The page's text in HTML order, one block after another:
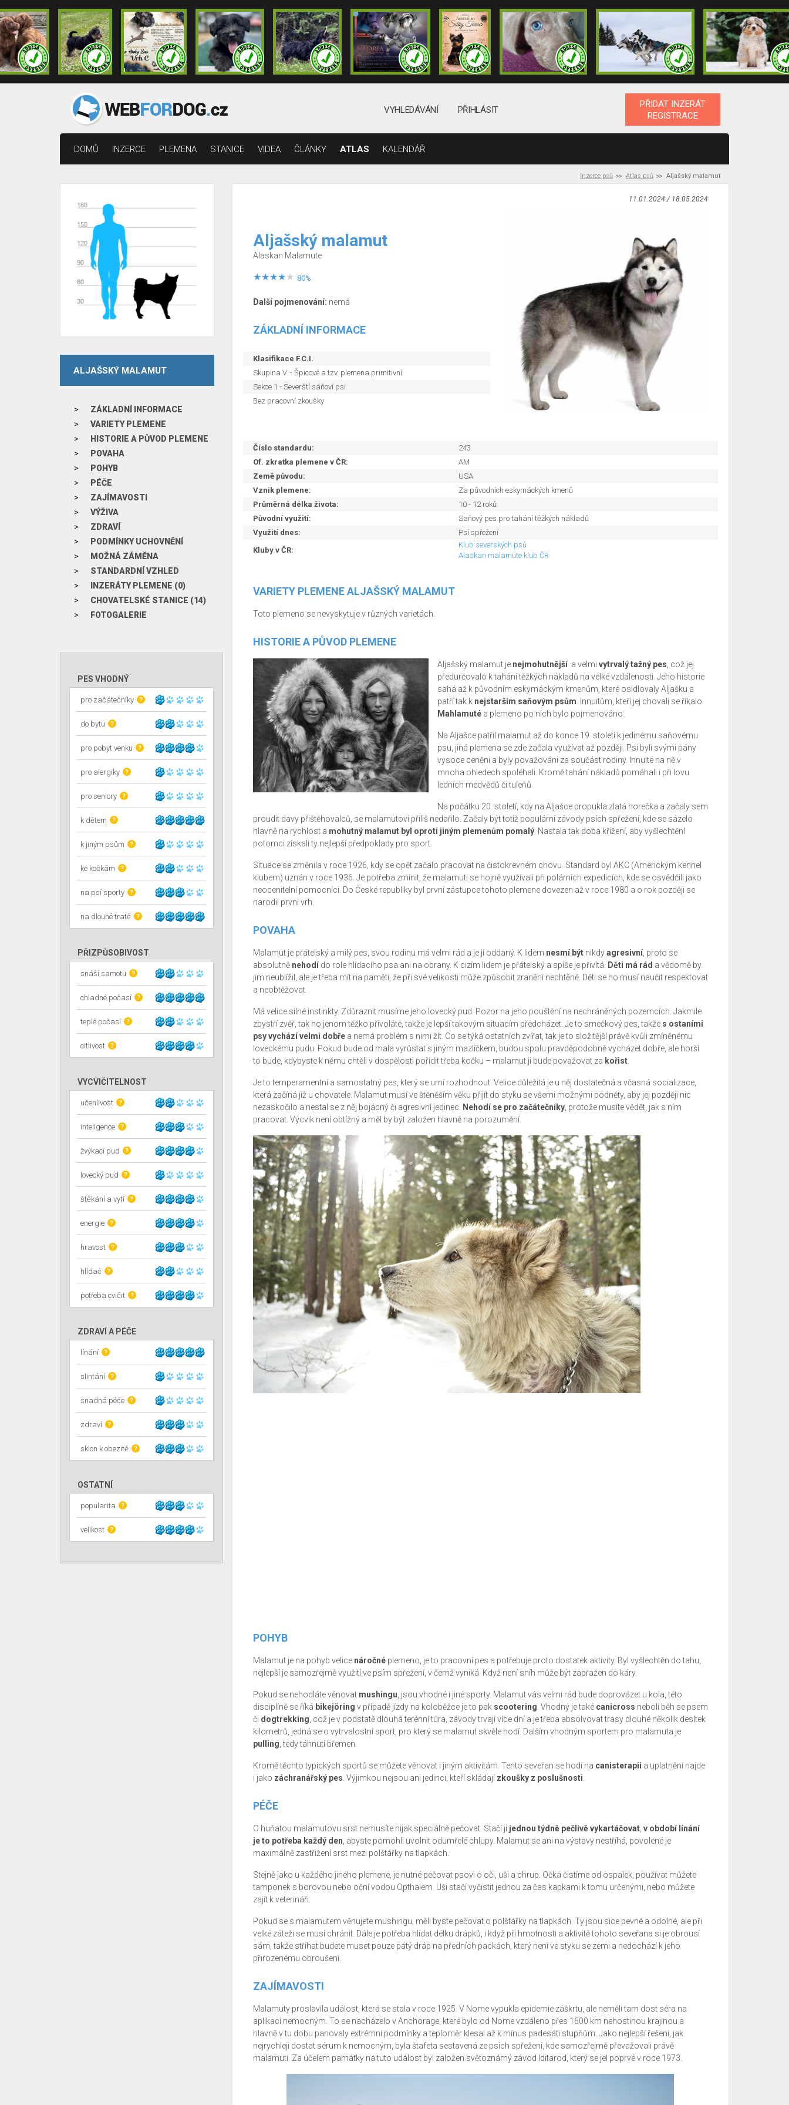
VYHLEDÁVÁNÍ PŘIHLÁSIT
PŘIDAT INZERÁT
REGISTRACE
DOMŮ INZERCE PLEMENA STANICE VIDEA ČLÁNKY ATLAS KALENDÁŘ
Inzerce psů Atlas psů Aljašský malamut
ALJAŠSKÝ MALAMUT
ZÁKLADNÍ INFORMACE
VARIETY PLEMENE
HISTORIE A PŮVOD PLEMENE
POVAHA
POHYB
PÉČE
ZAJÍMAVOSTI
VÝŽIVA
ZDRAVÍ
PODMÍNKY UCHOVNĚNÍ
MOŽNÁ ZÁMĚNA
STANDARDNÍ VZHLED
INZERÁTY PLEMENE (0)
CHOVATELSKÉ STANICE (14)
FOTOGALERIE
PES VHODNÝ
pro začátečníky ?
do bytu ?
pro pobyt venku ?
pro alergiky ?
pro seniory ?
k dětem ?
k jiným psům ?
ke kočkám ?
na psí sporty ?
na dlouhé tratě ?
PŘIZPŮSOBIVOST
snáší samotu ?
chladné počasí ?
teplé počasí ?
citlivost ?
VYCVIČITELNOST
učenlivost ?
inteligence ?
žvýkací pud ?
lovecký pud ?
štěkání a vytí ?
energie ?
hravost ?
hlídač ?
potřeba cvičit ?
ZDRAVÍ A PÉČE
línání ?
slintání ?
snadná péče ?
zdraví ?
sklon k obezitě ?
OSTATNÍ
popularita ?
velikost ?
11.01.2024 / 18.05.2024
Aljašský malamut
Alaskan Malamute
80%
Další pojmenování: nemá
ZÁKLADNÍ INFORMACE
Klasifikace F.C.I.
Skupina V. - Špicové a tzv. plemena primitivní
Sekce 1 - Severští sáňoví psi
Bez pracovní zkoušky
Číslo standardu:
243
Of. zkratka plemene v ČR:
AM
Země původu:
USA
Vznik plemene:
Za původních eskymáckých kmenů
Průměrná délka života:
10 - 12 roků
Původní využití:
Saňový pes pro tahání těžkých nákladů
Využití dnes:
Psí spřežení
Kluby v ČR:
Klub severských psů
Alaskan malamute klub ČR
VARIETY PLEMENE ALJAŠSKÝ MALAMUT
Toto plemeno se nevyskytuje v různých varietách.
HISTORIE A PŮVOD PLEMENE
Aljašský malamut je nejmohutnější a velmi vytrvalý tažný pes , což jej
předurčovalo k tahání těžkých nákladů na velké vzdálenosti. Jeho historie
sahá až k původním eskymáckým kmenům, které osidlovaly Aljašku a
patří tak k nejstarším saňovým psům . Innuitům, kteří jej chovali se říkalo
Mahlamutéa plemeno po nich bylo pojmenováno.
Na Aljašce patřil malamut až do konce 19. století k jedinému saňovému
psu, jiná plemena se zde začala využívat až později. Psi byli svými pány
vysoce ceněni a byly považováni za součást rodiny. Innuité na ně v
mnoha ohledech spoléhali. Kromě tahání nákladů pomáhali i při lovu
ledních medvědů či tuleňů.
Na počátku 20. století, kdy na Aljašce propukla zlatá horečka a začaly sem
proudit davy přištěhovalců, se malamutovi příliš nedařilo. Začaly být totiž populární závody psích spřežení, kde se sázelo
hlavně na rychlost a mohutný malamut byl oproti jiným plemenům pomalý. Nastala tak doba křížení, aby vyšlechtění
potomci získali ty nejlepší předpoklady pro sport.
Situace se změnila v roce 1926, kdy se opět začalo pracovat na čistokrevném chovu. Standard byl AKC (Americkým kennel
klubem) uznán v roce 1936. Je potřeba zmínit, že malamuti se hojně využívali při polárních expedicích, kde se osvědčili jako
neocenitelní pomocníci. Do České republiky byl první zástupce tohoto plemene dovezen až v roce 1980 a o rok později se
narodil první vrh.
POVAHA
Malamut je přátelský a milý pes, svou rodinu má velmi rád a je jí oddaný. K lidem nesmí býtnikdyagresivní, proto se
absolutně nehodído role hlídacího psa ani na obrany. K cizím lidem je přátelský a spíše je přivítá. Děti má rád a vědomě by
jim neublížil, ale je třeba mít na paměti, že při své velikosti může způsobit zranění nechtěně. Děti se ho musí naučit respektovat
a neobtěžovat.
Má velice silné instinkty. Zdůraznit musíme jeho lovecký pud. Pozor na jeho pouštění na nechráněných pozemcích. Jakmile
zbystří zvěř, tak ho jenom těžko přivoláte, takže je lepší takovým situacím předcházet. Je to smečkový pes, takžes ostaními
psy vychází velmi dobřea nemá problém s nimi žít. Co se týká ostatních zvířat, tak je to složitější právě kvůli zmíněnému
loveckému pudu. Pokud bude od mala vyrůstat s jiným mazlíčkem, budou spolu pravděpodobně vycházet dobře, ale horší
to bude, kdybyste k němu chtěli v dospělosti pořídit třeba kočku – malamut ji bude považovat za kořist.
Je to temperamentní a samostatný pes, který se umí rozhodnout. Velice důležitá je u něj dostatečná a včasná socializace,
která začíná již u chovatele. Malamut musí ve štěněším věku přijít do styku se všemi možnými podněty, aby jej později nic
nezaskočilo a nestal se z něj bojácný či agresivní jedinec.
Nehodí se pro začátečníky, protože musíte vědět, jak s ním
pracovat. Výcvik není obtížný a měl by být založen hlavně na porozumění.
POHYB
Malamut je na pohyb velice náročnéplemeno, je to pracovní pes a potřebuje proto dostatek aktivity. Byl vyšlechtěn do tahu,
nejlepší je samozřejmě využití ve psím spřežení, v čemž vyniká. Když není sníh může být zapřažen do káry.
Pokud se nehodláte věnovatmushingu , jsou vhodné i jiné sporty. Malamut vás velmi rád bude doprovázet u kola, této
disciplíně se říká bikejöring v případě jízdy na koloběžce je to pak scootering . Vhodný je také canicross neboli běh se psem
či dogtrekking , což je v podstatě dlouhá terénní túra, závody trvají více dní a je třeba absolvovat trasy dlouhé několik desítek
kilometrů, jedná se o vytrvalostní sport, pro který se malamut skvěle hodí. Dalším vhodným sportem pro malamuta je
pulling , tedy táhnutí břemen.
Kromě těchto typických sportů se můžete věnovat i jiným aktivitám. Tento seveřan se hodí na canisterapii a uplatnění najde
i jako záchranářský pes . Výjimkou nejsou ani jedinci, kteří skládají zkoušky z poslušnosti
PÉČE
O huňatou malamutovu srst nemusíte nijak speciálně pečovat. Stačí ji jednou týdně pečlivě vykartáčovat, v období línání
je to potřeba každý den , abyste pomohli uvolnit odumřelé chlupy. Malamut se ani na výstavy nestříhá, povolené je
maximálně zastřižení srst mezi polštářky na tlapkách.
Stejně jako u každého jiného plemene, je nutné pečovat psovi o oči, uši a chrup. Očka čistíme od ospalek, používat můžete
tamponek s borovou nebo oční vodou Opthalem. Uši stačí vyčistit jednou za čas kapkami k tomu určenými, nebo můžete
zajít k veterináři.
Pokud se s malamutem věnujete mushingu, měli byste pečovat o polštářky na tlapkách. Ty jsou sice pevné a odolné, ale při
velké záteži se musí chránit. Dále je potřeba hlídat délku drápků, i když při hmotnosti a aktivitě tohoto seveřana si je obrousí
sám, takže stříhat budete muset pouze pátý dráp na předních packách, který není ve styku se zemi a nedochází k jeho
přirozenému obroušení.
ZAJÍMAVOSTI
Malamuty proslavila událost, která se stala v roce 1925. V Nome vypukla epidemie záškrtu, ale neměli tam dost séra na
aplikaci nemocným. To se nacházelo v Anchorage, které bylo od Nome vzdáleno přes 1600 km nehostinou krajinou a
hlavně v tu dobu panovaly extrémní podmínky a teploměr klesal až k mínus padesáti stupňům. Jako nejlepší řešení, jak
nejrychleji dostat sérum k nemocným, byla štafeta sestavená ze psích spřežení, kde samozřejmě převažovali právě
malamuti. Za účelem památky na tuto událost byl založen světoznámý závod Iditarod, který se jel poprvé v roce 1973.